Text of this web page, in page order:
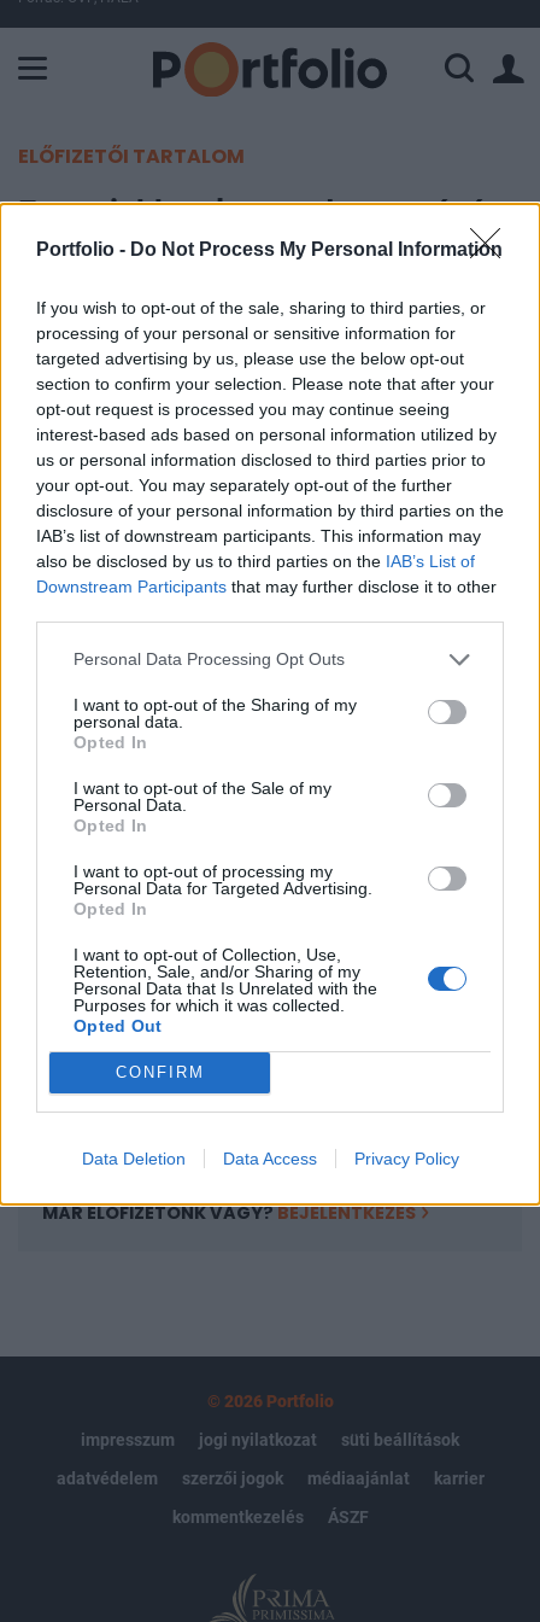
Portfolio - Do Not Process My Personal Information
If you wish to opt-out of the sale, sharing to third parties, or
processing of your personal or sensitive information for
targeted advertising by us, please use the below opt-out
section to confirm your selection. Please note that after your
opt-out request is processed you may continue seeing
interest-based ads based on personal information utilized by
us or personal information disclosed to third parties prior to
your opt-out. You may separately opt-out of the further
disclosure of your personal information by third parties on the
IAB’s list of downstream participants. This information may
also be disclosed by us to third parties on the IAB’s List of
Downstream Participants that may further disclose it to other
Personal Data Processing Opt Outs
I want to opt-out of the Sharing of my
personal data.
Opted In
I want to opt-out of the Sale of my
Personal Data.
Opted In
I want to opt-out of processing my
Personal Data for Targeted Advertising.
Opted In
I want to opt-out of Collection, Use,
Retention, Sale, and/or Sharing of my
Personal Data that Is Unrelated with the
Purposes for which it was collected.
Opted Out
CONFIRM
Data Deletion Data Access Privacy Policy
ELŐFIZETŐI TARTALOM
Egyre jobban lemarad az eurózóna
2014. augusztus 21. 21:20
A legutóbbi aktivitási adatok is azt mutatják, hogy
egyre inkább lemarad az euróövezet az Egyesült
Államok mögött, és ez várhatóan markáns
hatással lesz az euró dollárárfolyamára is -
jósolták csütörtöki helyzetértékelésükben londoni
pénzügyi elemzők.
Az egyik legtekintélyesebb londoni gazdasági-pénzügyi
elemzőház, a Capital Economics közgazdászai szerint az
ritkán tapasztalható egyértelműséggel jelzi az amerikai és
Különösen kirívó e divergencia az amerikai és az
euróövezeti gyáripar aktivitásának...
KEDVES OLVASÓNK!
A keresett cikk a portfolio.hu hírarchívumához
tartozik, melynek olvasása előfizetéses
Az előfizetés a következőket tartalmazza:
Portfolio.hu teljes cikkarchívum
Kötéslisták: BÉT elmúlt 2 év napon belüli
kötéslistái
MÁR ELŐFIZETŐNK VAGY?BEJELENTKEZÉS
© 2026 Portfolio
impresszum
jogi nyilatkozat
süti beállítások
adatvédelem
szerzői jogok médiaajánlat
karrier
kommentkezelés
ÁSZF